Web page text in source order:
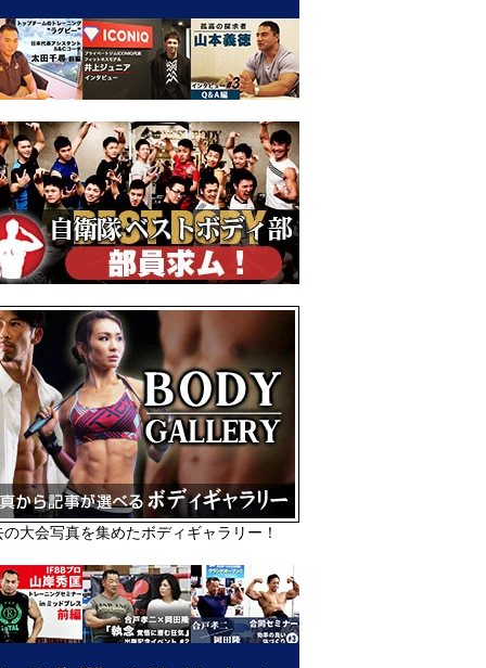
の大会写真を集めたボディギャラリー！